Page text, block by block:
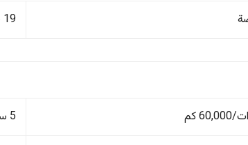
19 بوصة
5 سنوات/150,000 كم